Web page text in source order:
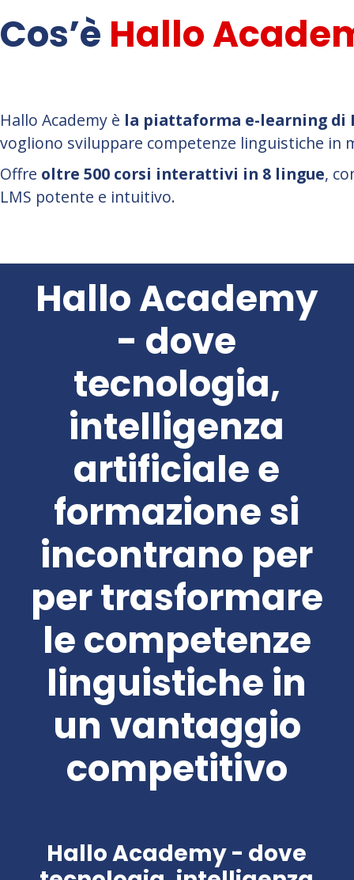
Cos’è Hallo
Hallo Academy è la piattaforma e-learning
vogliono sviluppare competenze linguistiche in
Offre oltre 500 corsi interattivi in 8 lingue,
LMS potente e intuitivo.
Hallo Academy
- dove
tecnologia,
intelligenza
artificiale e
formazione si
incontrano per
per trasformare
le competenze
linguistiche in
un vantaggio
competitivo
Hallo Academy - dove